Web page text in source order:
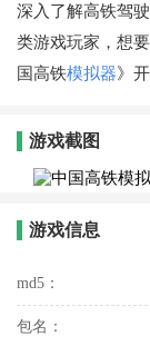
深入了解高铁驾
类游戏玩家，想
国高铁模拟器》
游戏截图
游戏信息
md5：
包名：